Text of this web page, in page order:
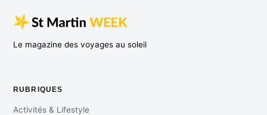
Le magazine des voyages au soleil
RUBRIQUES
Activités & Lifestyle